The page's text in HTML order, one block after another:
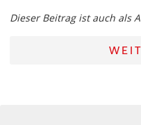
Dieser Beitrag ist auch als